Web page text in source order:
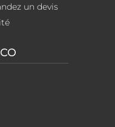
un devis